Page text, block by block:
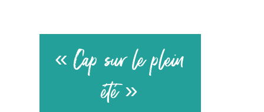
« Cap sur le plein
été »